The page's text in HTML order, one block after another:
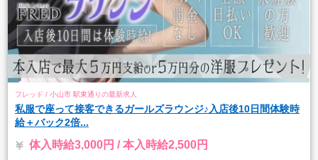
フレッド / 小山市 駅東通りの最新求人
私服で座って接客できるガールズラウンジ♪入店後10日間体験時
給＋バック2倍...
体入時給3,000円 / 本入時給2,500円